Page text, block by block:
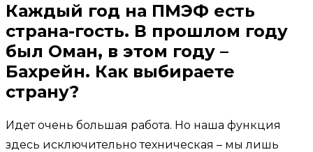
Каждый год на ПМЭФ есть
страна-гость. В прошлом году
был Оман, в этом году –
Бахрейн. Как выбираете
страну?
Идет очень большая работа. Но наша функция
здесь исключительно техническая – мы лишь